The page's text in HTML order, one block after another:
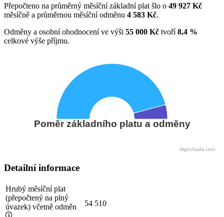
Přepočteno na průměrný měsíční základní plat šlo o 49 927 Kč
měsíčně a průměrnou měsíční odměnu 4 583 Kč.
Odměny a osobní ohodnocení ve výši 55 000 Kč tvoří8,4 %
celkové výše příjmu.
Poměr základního platu a odměny
Highcharts.com
Detailní informace
Hrubý měsíční plat
(přepočtený na plný
úvazek) včetně odměn
54 510